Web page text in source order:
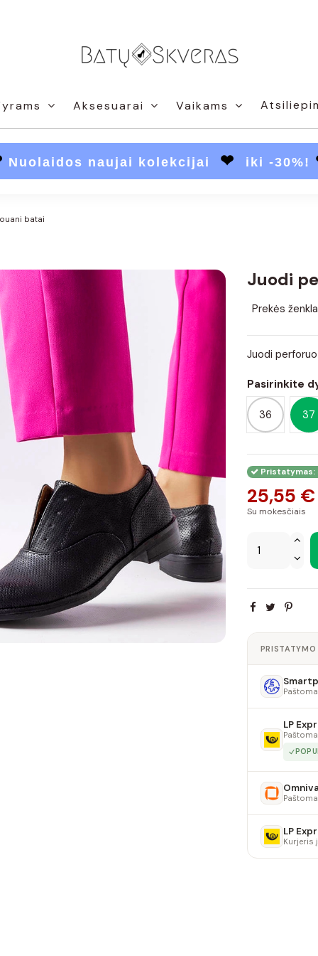
Aksesuarai Vaikams
Nuolaidos naujai kolekcijai ❤ iki -30%!
batai
Juodi
Prekės
Juodi
Pasirinkite
36 37
Pristatymas:
25,55 €
Su mokesčiais
PRISTATYMO
LP
LP
Kurjeris